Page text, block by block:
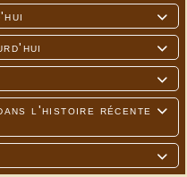




l'histoire récente
